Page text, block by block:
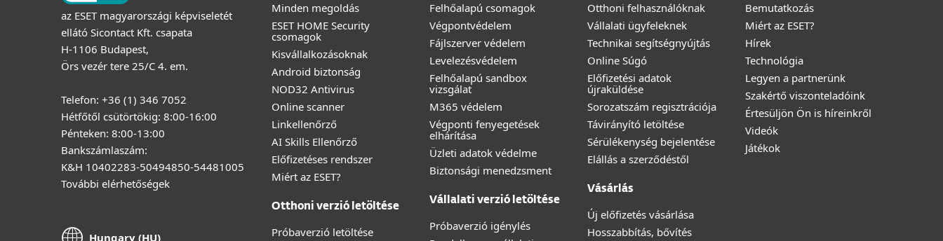
az ESET magyarországi képviseletét
ellátó Sicontact Kft. csapata
H-1106 Budapest,
Örs vezér tere 25/C 4. em.
Telefon: +36 (1) 346 7052
Hétfőtől csütörtökig: 8:00-16:00
Pénteken: 8:00-13:00
Bankszámlaszám:
K&H 10402283-50494850-54481005
További elérhetőségek
Hungary (HU)
Minden megoldás
ESET HOME Security
csomagok
Kisvállalkozásoknak
Android biztonság
NOD32 Antivirus
Online scanner
Linkellenőrző
AI Skills Ellenőrző
Előfizetéses rendszer
Miért az ESET?
Otthoni verzió letöltése
Próbaverzió letöltése
Felhőalapú csomagok
Végpontvédelem
Fájlszerver védelem
Levelezésvédelem
Felhőalapú sandbox
vizsgálat
M365 védelem
Végponti fenyegetések
elhárítása
Üzleti adatok védelme
Biztonsági menedzsment
Vállalati verzió letöltése
Próbaverzió igénylés
Otthoni felhasználóknak
Vállalati ügyfeleknek
Technikai segítségnyújtás
Online Súgó
Előfizetési adatok
újraküldése
Sorozatszám regisztrációja
Távirányító letöltése
Sérülékenység bejelentése
Elállás a szerződéstől
Vásárlás
Új előfizetés vásárlása
Hosszabbítás, bővítés
Bemutatkozás
Miért az ESET?
Hírek
Technológia
Legyen a partnerünk
Szakértő viszonteladóink
Értesüljön Ön is híreinkről
Videók
Játékok